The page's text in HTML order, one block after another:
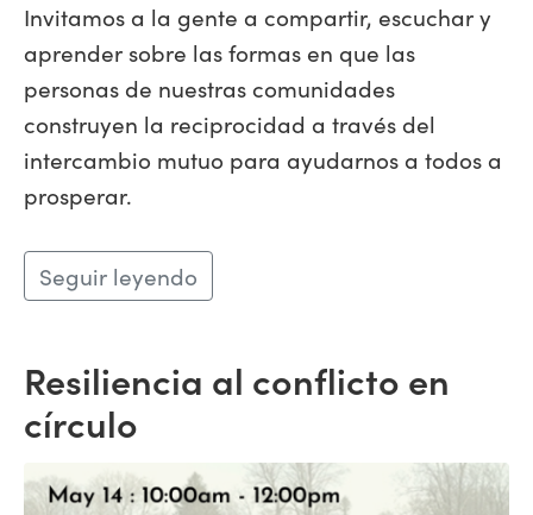
Invitamos a la gente a compartir, escuchar y
aprender sobre las formas en que las
personas de nuestras comunidades
construyen la reciprocidad a través del
intercambio mutuo para ayudarnos a todos a
prosperar.
Seguir leyendo
Resiliencia al conflicto en
círculo